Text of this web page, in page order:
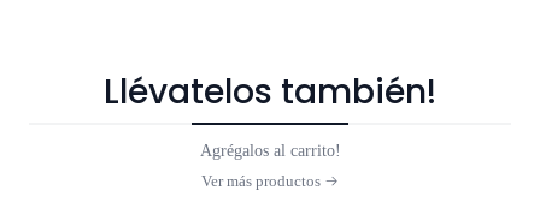
Llévatelos también!
Agrégalos al carrito!
Ver más productos